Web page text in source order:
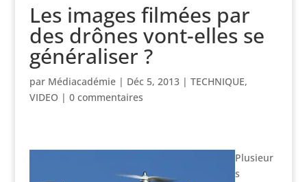
Les images filmées par
des drônes vont-elles se
généraliser ?
par Médiacadémie| Déc 5, 2013| TECHNIQUE,
VIDEO | 0 commentaires
Plusieur
s